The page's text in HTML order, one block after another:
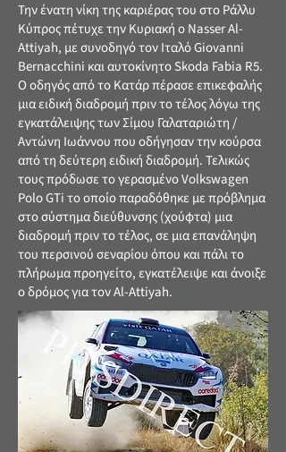
Την ένατη νίκη της καριέρας του στο Ράλλυ
Κύπρος πέτυχε την Κυριακή ο Nasser Al-
Attiyah, με συνοδηγό τον Ιταλό Giovanni
Bernacchini και αυτοκίνητο Skoda Fabia R5.
Ο οδηγός από το Κατάρ πέρασε επικεφαλής
μια ειδική διαδρομή πριν το τέλος λόγω της
εγκατάλειψης των Σίμου Γαλαταριώτη /
Αντώνη Ιωάννου που οδήγησαν την κούρσα
από τη δεύτερη ειδική διαδρομή. Τελικώς
τους πρόδωσε το γερασμένο Volkswagen
Polo GTi το οποίο παραδόθηκε με πρόβλημα
στο σύστημα διεύθυνσης (χούφτα) μια
διαδρομή πριν το τέλος, σε μια επανάληψη
του περσινού σεναρίου όπου και πάλι το
πλήρωμα προηγείτο, εγκατέλειψε και άνοιξε
ο δρόμος για τον Al-Attiyah.